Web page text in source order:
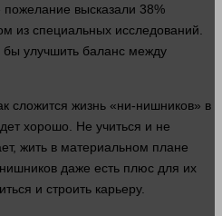
высказали 38%
из специальных исследований.
бы улучшить баланс между
сложится жизнь «ни-нишников» в
хорошо. Не учиться и не
жить в материальном плане
даже есть плюс для их
и строить карьеру.